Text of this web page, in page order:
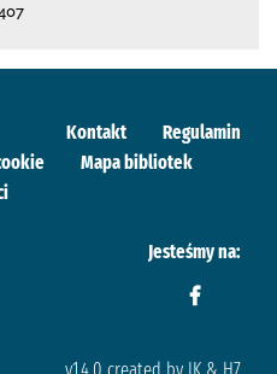
Kontakt
Regulamin
Mapa bibliotek
Jesteśmy na:
v.1.4.0 created by IK & H7